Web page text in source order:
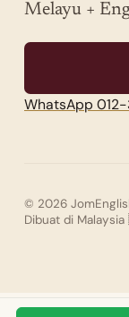
Melayu +
WhatsApp
© 2026
Dibuat di